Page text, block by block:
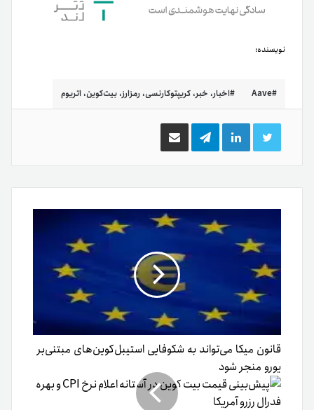
نویسنده:
Aave اخبار، خبر، کریپتوکارنسی، رمزارز، بیت‌کوین، اتریوم
توییتر لینکدینتلگرام اشتراک
گذاری
ایمیل
قانون میکا می‌تواند به شکوفایی استیبل‌کوین‌های مبتنی‌بر
یورو منجر شود